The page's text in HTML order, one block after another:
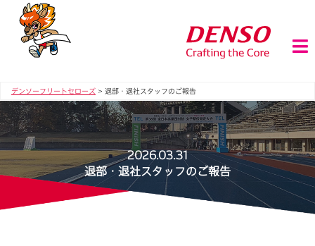
デンソーフリートセローズ > 退部・退社スタッフのご報告
2026.03.31
退部・退社スタッフのご報告